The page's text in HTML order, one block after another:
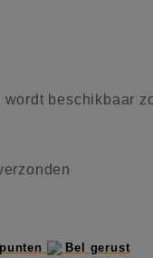
beschikbaar
Bel gerust